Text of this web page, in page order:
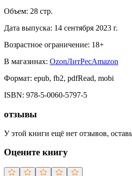
Объем: 28 стр.
Дата выпуска: 14 сентября 2023 г.
Возрастное ограничение: 18+
В магазинах: OzonЛитРесAmazon
Формат: epub, fb2, pdfRead, mobi
ISBN: 978-5-0060-5797-5
отзывы
У этой книги ещё нет отзывов,
Оцените книгу